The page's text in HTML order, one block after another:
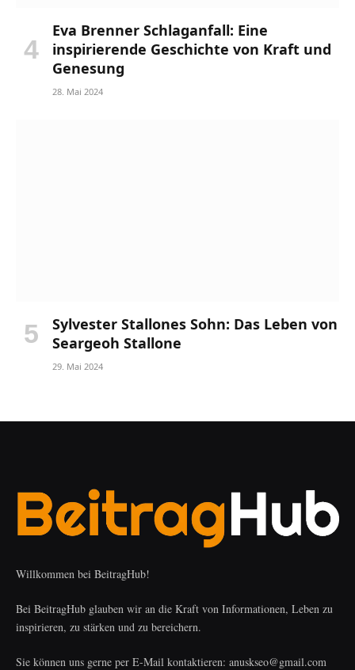
Eva Brenner Schlaganfall: Eine
inspirierende Geschichte von Kraft und
Genesung
28. Mai 2024
Sylvester Stallones Sohn: Das Leben von
Seargeoh Stallone
29. Mai 2024
Willkommen bei BeitragHub!
Bei BeitragHub glauben wir an die Kraft von Informationen, Leben zu
inspirieren, zu stärken und zu bereichern.
Sie können uns gerne per E-Mail kontaktieren: anuskseo@gmail.com